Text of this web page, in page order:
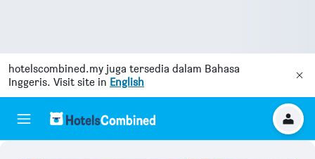
hotelscombined.my juga tersedia dalam Bahasa
Inggeris. Visit site in English